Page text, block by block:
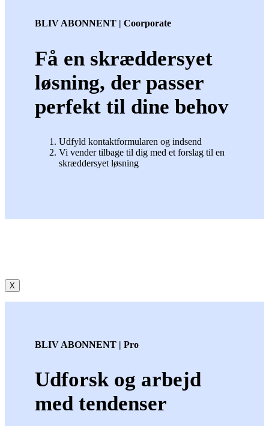
BLIV ABONNENT | Coorporate
Få en skræddersyet
løsning, der passer
perfekt til dine behov
Udfyld kontaktformularen og indsend
Vi vender tilbage til dig med et forslag til en
skræddersyet løsning
X
BLIV ABONNENT | Pro
Udforsk og arbejd
med tendenser